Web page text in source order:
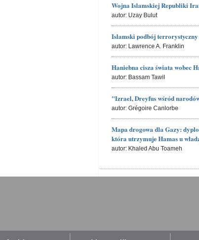
Wojna Islamskiej Republiki
autor: Uzay Bulut
Islamski podbój
autor: Lawrence A. Franklin
Haniebna cisza świata wobec
autor: Bassam Tawil
"Izrael, Dreyfus wśród
autor: Grégoire Canlorbe
Mapa drogowa dla Gazy:
która utrzymuje Hamas u
autor: Khaled Abu Toameh